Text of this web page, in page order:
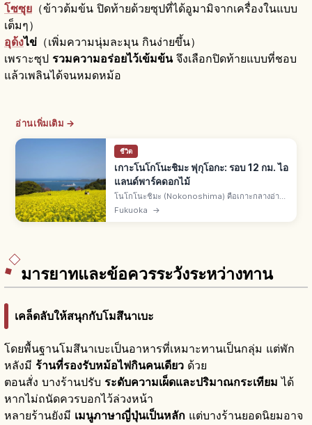
โซซุย （ข้าวต้มข้น ปิดท้ายด้วยซุปที่ได้อูมามิจากเครื่องในแบบ
เต็มๆ）
อุด้งไข่ （เพิ่มความนุ่มละมุน กินง่ายขึ้น）
เพราะซุป รวมความอร่อยไว้เข้มข้นจึงเลือกปิดท้ายแบบที่ชอบ
แล้วเพลินได้จนหมดหม้อ
อ่านเพิ่มเติม →
ชีวิต
เกาะโนโกโนะชิมะ ฟุกุโอกะ: รอบ 12 กม. ไอ
แลนด์พาร์คดอกไม้
โนโกโนะชิมะ (Nokonoshima) คือเกาะกลางอ่าว
ฮากาตะ จ.ฟุกุโอกะ จากท่าเรือเมย์โนะฮามะเรือ
Fukuoka →
มารยาทและข้อควรระวังระหว่างทาน
เคล็ดลับให้สนุกกับโมสึนาเบะ
โดยพื้นฐานโมสึนาเบะเป็นอาหารที่เหมาะทานเป็นกลุ่ม แต่พัก
หลังมี ร้านที่รองรับหม้อไฟกินคนเดียว ด้วย
ตอนสั่ง บางร้านปรับ ระดับความเผ็ดและปริมาณกระเทียม ได้
หากไม่ถนัดควรบอกไว้ล่วงหน้า
หลายร้านยังมี เมนูภาษาญี่ปุ่นเป็นหลัก แต่บางร้านยอดนิยมอาจ